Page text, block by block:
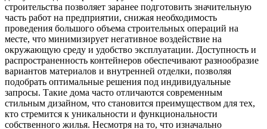
строительства позволяет заранее подготовить значительную
часть работ на предприятии, снижая необходимость
проведения большого объема строительных операций на
месте, что минимизирует негативное воздействие на
окружающую среду и удобство эксплуатации. Доступность и
распространенность контейнеров обеспечивают разнообразие
вариантов материалов и внутренней отделки, позволяя
подобрать оптимальные решения под индивидуальные
запросы. Такие дома часто отличаются современным
стильным дизайном, что становится преимуществом для тех,
кто стремится к уникальности и функциональности
собственного жилья. Несмотря на то, что изначально